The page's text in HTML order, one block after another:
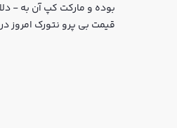
بوده و مارکت کپ آن به -
قیمت بی پرو نتورک امروز